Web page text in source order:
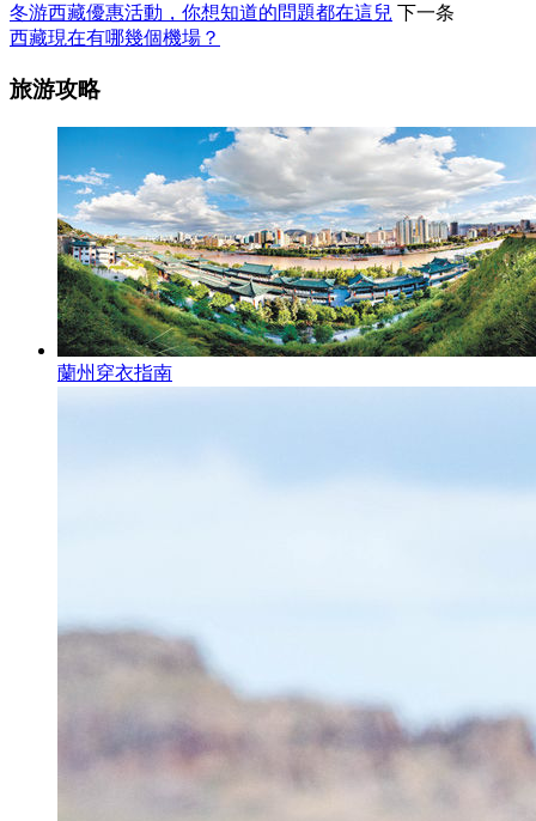
冬游西藏優惠活動，你想知道的問題都在這兒 下一条
西藏現在有哪幾個機場？
旅游攻略
蘭州穿衣指南